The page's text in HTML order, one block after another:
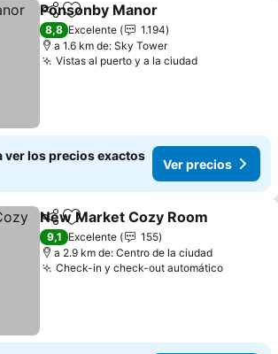
CompartirAgregar a favoritos
Ponsonby Manor
8,8 Excelente
1.194
a 1.6 km de: Sky Tower
Vistas al puerto y a la ciudadVer precios
ver los precios exactos
Ver precios
CompartirAgregar a favoritos
New Market Cozy Room
9,1 Excelente
155
a 2.9 km de: Centro de la ciudad
Check-in y check-out automáticoVer